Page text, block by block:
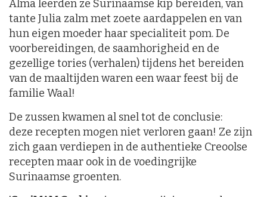
Alma leerden ze Surinaamse kip bereiden, van
tante Julia zalm met zoete aardappelen en van
hun eigen moeder haar specialiteit pom. De
voorbereidingen, de saamhorigheid en de
gezellige tories (verhalen) tijdens het bereiden
van de maaltijden waren een waar feest bij de
familie Waal!
De zussen kwamen al snel tot de conclusie:
deze recepten mogen niet verloren gaan! Ze zijn
zich gaan verdiepen in de authentieke Creoolse
recepten maar ook in de voedingrijke
Surinaamse groenten.